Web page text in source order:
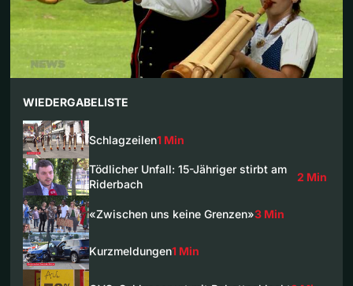
WIEDERGABELISTE
Schlagzeilen1 Min
Tödlicher Unfall: 15-Jähriger stirbt am
Riderbach
2 Min
«Zwischen uns keine Grenzen»3 Min
Kurzmeldungen1 Min